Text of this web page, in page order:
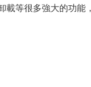
載等很多強大的功能